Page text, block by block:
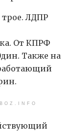
трое. ЛДПР
От КПРФ
Также на